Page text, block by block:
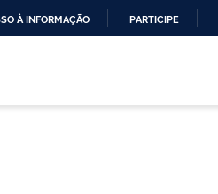
À INFORMAÇÃO PARTICIPE